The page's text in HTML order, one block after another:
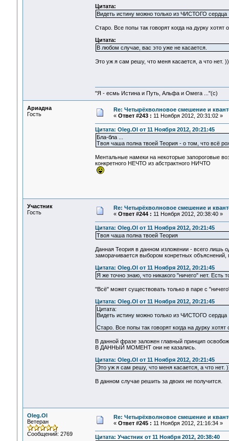
Цитата:
Видеть истину можно только из ЧИСТОГО сердца
Старо. Все попы так говорят когда на дурку хотят
Цитата:
В любом случае, вас это уже не касается.
Это уж я сам решу, что меня касается, а что нет.
"Я - есмь Истина и Путь, Альфа и Омега ..."(с)
Ариадна
Гость
Re: Четырёхволновое смешение и
« Ответ #243 : 11 Ноября 2012, 20:31:02 »
Цитата: Oleg.Ol от 11 Ноября 2012, 20:21:45
Бла-бла ...
Твоя чаша полна твоей Теория - о том, что всё
Ментальные намеки на некоторые запороговые
конкретного НЕЧТО из абстрактного НИЧТО
Участник
Гость
Re: Четырёхволновое смешение и
« Ответ #244 : 11 Ноября 2012, 20:38:40 »
Цитата: Oleg.Ol от 11 Ноября 2012, 20:21:45
Твоя чаша полна твоей Теория
Данная Теория в данном изложении - всего лишь
заморачивается выбором конретных
Цитата: Oleg.Ol от 11 Ноября 2012, 20:21:45
Я же точно знаю, что никакого "ничего" нет. Есть
"Всё" может существовать только в паре с
Цитата: Oleg.Ol от 11 Ноября 2012, 20:21:45
Цитата:
Видеть истину можно только из ЧИСТОГО сердца
Старо. Все попы так говорят когда на дурку
В данной фразе заложен главный принцип
В ДАННЫЙ МОМЕНТ они не казались.
Цитата: Oleg.Ol от 11 Ноября 2012, 20:21:45
Это уж я сам решу, что меня касается, а что нет.
В данном случае решить за двоих не получится.
Oleg.Ol
Ветеран
Сообщений: 2769
Re: Четырёхволновое смешение и
« Ответ #245 : 11 Ноября 2012, 21:16:34 »
Цитата: Участник от 11 Ноября 2012, 20:38:40